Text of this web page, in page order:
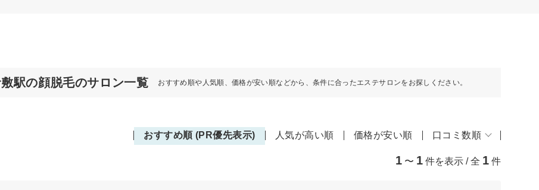
駅の顔脱毛のサロン一覧 おすすめ順や人気順、価格が安い順などから、条件に合ったエステサロンをお探しください。
おすすめ順 (PR優先表示) 人気が高い順 価格が安い順 口コミ数順
1 〜 1 件を表示 / 全 1 件